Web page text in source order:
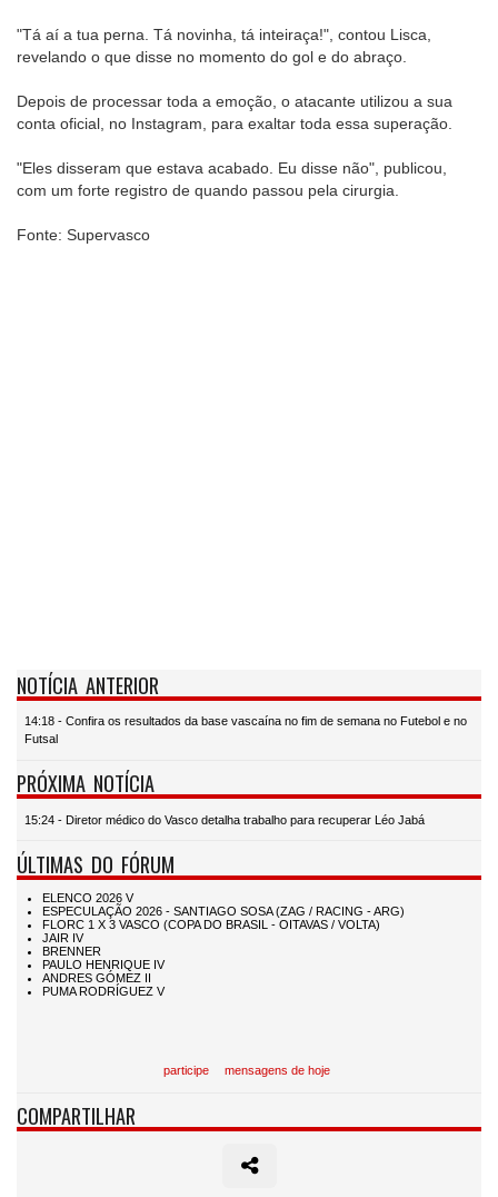
"Tá aí a tua perna. Tá novinha, tá inteiraça!", contou Lisca,
revelando o que disse no momento do gol e do abraço.
Depois de processar toda a emoção, o atacante utilizou a sua
conta oficial, no Instagram, para exaltar toda essa superação.
"Eles disseram que estava acabado. Eu disse não", publicou,
com um forte registro de quando passou pela cirurgia.
Fonte: Supervasco
NOTÍCIA ANTERIOR
14:18 - Confira os resultados da base vascaína no fim de semana no Futebol e no
Futsal
PRÓXIMA NOTÍCIA
15:24 - Diretor médico do Vasco detalha trabalho para recuperar Léo Jabá
ÚLTIMAS DO FÓRUM
participe mensagens de hoje
COMPARTILHAR